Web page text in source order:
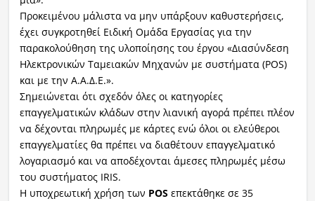
Προκειμένου μάλιστα να μην υπάρξουν καθυστερήσεις,
έχει συγκροτηθεί Ειδική Ομάδα Εργασίας για την
παρακολούθηση της υλοποίησης του έργου «Διασύνδεση
Ηλεκτρονικών Ταμειακών Μηχανών με συστήματα (POS)
και με την Α.Α.Δ.Ε.».
Σημειώνεται ότι σχεδόν όλες οι κατηγορίες
επαγγελματικών κλάδων στην λιανική αγορά πρέπει πλέον
να δέχονται πληρωμές με κάρτες ενώ όλοι οι ελεύθεροι
επαγγελματίες θα πρέπει να διαθέτουν επαγγελματικό
λογαριασμό και να αποδέχονται άμεσες πληρωμές μέσω
του συστήματος IRIS.
H υποχρεωτική χρήση των POS επεκτάθηκε σε 35